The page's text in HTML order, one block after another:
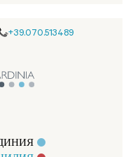
+39.070.513489